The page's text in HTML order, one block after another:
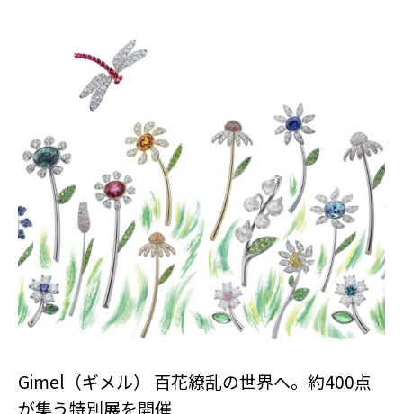
Gimel（ギメル） 百花繚乱の世界へ。約400点
が集う特別展を開催